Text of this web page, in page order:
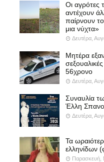
Οι αγρότες
αντέχουν
παίρνουν
μια νύχτα»
Δευτέρα,
Μητέρα
56χρονο
Δευτέρα,
Συναυλία
Έλλη
Δευτέρα,
Τα
ελληνίδων
Παρασκευή,